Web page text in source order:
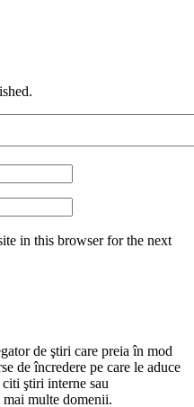
in this browser for the next
de ştiri care preia în mod
de încredere pe care le aduce
ştiri interne sau
multe domenii.